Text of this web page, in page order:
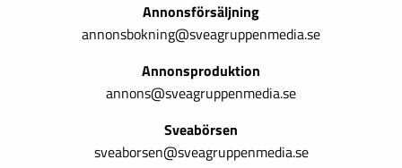
Annonsförsäljning
annonsbokning@sveagruppenmedia.se
Annonsproduktion
annons@sveagruppenmedia.se
Sveabörsen
sveaborsen@sveagruppenmedia.se